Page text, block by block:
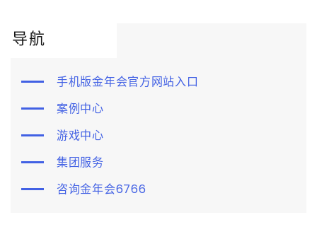
导航
手机版金年会官方网站入口
案例中心
游戏中心
集团服务
咨询金年会6766